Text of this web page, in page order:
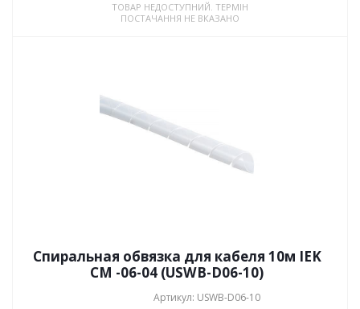
ТОВАР НЕДОСТУПНИЙ. ТЕРМІН
ПОСТАЧАННЯ НЕ ВКАЗАНО
Спиральная обвязка для кабеля 10м IEK
СМ -06-04 (USWB-D06-10)
Артикул: USWB-D06-10